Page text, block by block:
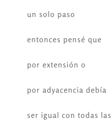
un solo paso
entonces pensé que
por extensión o
por adyacencia debía
ser igual con todas las